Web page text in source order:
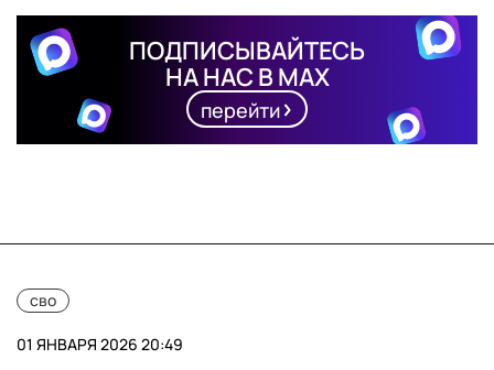
ПОДПИСЫВАЙТЕСЬ
НА НАС В MAX
перейти
сво
01 ЯНВАРЯ 2026 20:49